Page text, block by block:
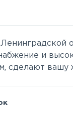
и
сделают вашу